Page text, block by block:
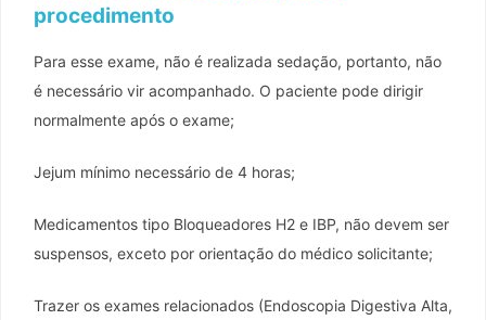
procedimento
Para esse exame, não é realizada sedação, portanto, não
é necessário vir acompanhado. O paciente pode dirigir
normalmente após o exame;
Jejum mínimo necessário de 4 horas;
Medicamentos tipo Bloqueadores H2 e IBP, não devem ser
suspensos, exceto por orientação do médico solicitante;
Trazer os exames relacionados (Endoscopia Digestiva Alta,